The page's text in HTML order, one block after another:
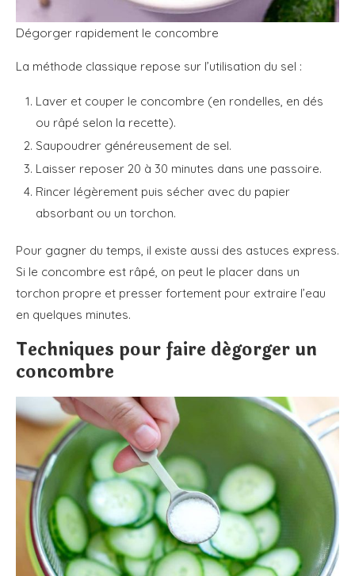
Dégorger rapidement le concombre
La méthode classique repose sur l’utilisation du sel :
Laver et couper le concombre (en rondelles, en dés
ou râpé selon la recette).
Saupoudrer généreusement de sel.
Laisser reposer 20 à 30 minutes dans une passoire.
Rincer légèrement puis sécher avec du papier
absorbant ou un torchon.
Pour gagner du temps, il existe aussi des astuces express.
Si le concombre est râpé, on peut le placer dans un
torchon propre et presser fortement pour extraire l’eau
en quelques minutes.
Techniques pour faire dégorger un
concombre